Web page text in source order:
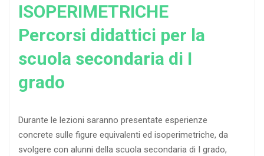
ISOPERIMETRICHE
Percorsi didattici per la
scuola secondaria di I
grado
Durante le lezioni saranno presentate esperienze
concrete sulle figure equivalenti ed isoperimetriche, da
svolgere con alunni della scuola secondaria di I grado,